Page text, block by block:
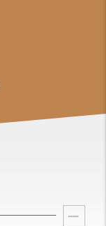
remove